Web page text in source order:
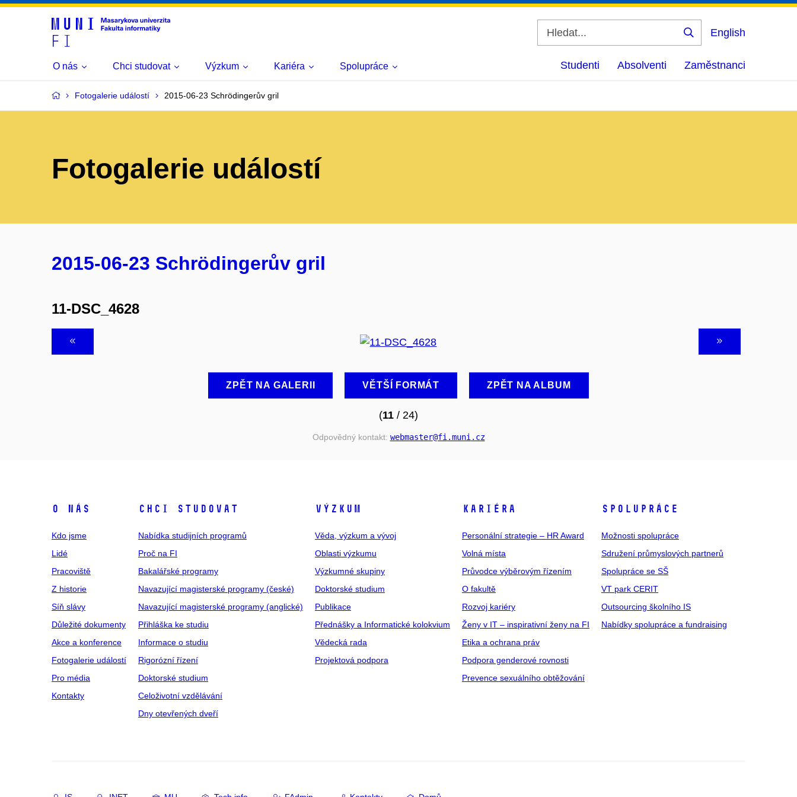
Vyhledat
English
O nás Chci studovat Výzkum Kariéra Spolupráce Studenti Absolventi Zaměstnanci
Fotogalerie událostí 2015-06-23 Schrödingerův gril
Fotogalerie událostí
2015-06-23 Schrödingerův gril
11-DSC_4628
ZPĚT NA GALERII VĚTŠÍ FORMÁT ZPĚT NA ALBUM
(11 / 24)
Odpovědný kontakt: webmaster@fi .muni .cz
O NÁS
Kdo jsme
Lidé
Pracoviště
Z historie
Síň slávy
Důležité dokumenty
Akce a konference
Fotogalerie událostí
Pro média
Kontakty
CHCI STUDOVAT
Nabídka studijních programů
Proč na FI
Bakalářské programy
Navazující magisterské programy (české)
Navazující magisterské programy (anglické)
Přihláška ke studiu
Informace o studiu
Rigorózní řízení
Doktorské studium
Celoživotní vzdělávání
Dny otevřených dveří
VÝZKUM
Věda, výzkum a vývoj
Oblasti výzkumu
Výzkumné skupiny
Doktorské studium
Publikace
Přednášky a Informatické kolokvium
Vědecká rada
Projektová podpora
KARIÉRA
Personální strategie – HR Award
Volná místa
Průvodce výběrovým řízením
O fakultě
Rozvoj kariéry
Ženy v IT – inspirativní ženy na FI
Etika a ochrana práv
Podpora genderové rovnosti
Prevence sexuálního obtěžování
SPOLUPRÁCE
Možnosti spolupráce
Sdružení průmyslových partnerů
Spolupráce se SŠ
VT park CERIT
Outsourcing školního IS
Nabídky spolupráce a fundraising